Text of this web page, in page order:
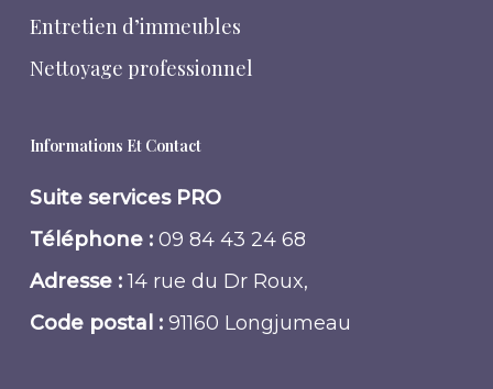
Entretien d’immeubles
Nettoyage professionnel
Informations Et Contact
Suite services PRO
Téléphone :09 84 43 24 68
Adresse :14 rue du Dr Roux,
Code postal : 91160 Longjumeau